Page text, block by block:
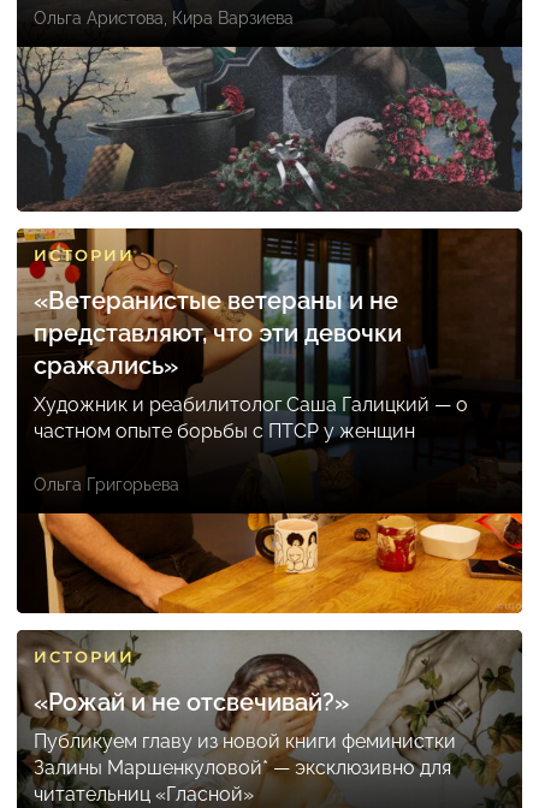
Ольга Аристова, Кира Варзиева
ИСТОРИИ
«Ветеранистые ветераны и не
представляют, что эти девочки
сражались»
Художник и реабилитолог Саша Галицкий — о
частном опыте борьбы с ПТСР у женщин
Ольга Григорьева
ИСТОРИИ
«Рожай и не отсвечивай?»
Публикуем главу из новой книги феминистки
Залины Маршенкуловой* — эксклюзивно для
читательниц «Гласной»